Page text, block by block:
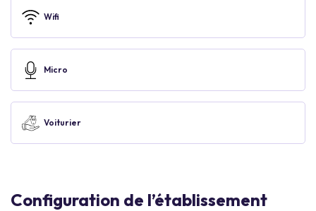
Wifi
Micro
Voiturier
Configuration de l’établissement